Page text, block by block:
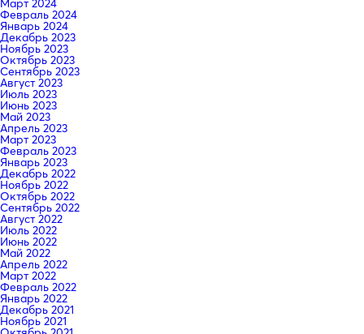
Март 2024
Февраль 2024
Январь 2024
Декабрь 2023
Ноябрь 2023
Октябрь 2023
Сентябрь 2023
Август 2023
Июль 2023
Июнь 2023
Май 2023
Апрель 2023
Март 2023
Февраль 2023
Январь 2023
Декабрь 2022
Ноябрь 2022
Октябрь 2022
Сентябрь 2022
Август 2022
Июль 2022
Июнь 2022
Май 2022
Апрель 2022
Март 2022
Февраль 2022
Январь 2022
Декабрь 2021
Ноябрь 2021